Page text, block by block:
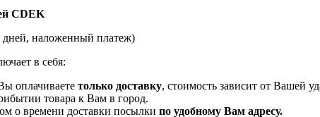
CDEK
дней, наложенный платеж)
в себя:
оплачиваете только доставку, стоимость зависит от Вашей
товара к Вам в город.
о времени доставки посылки по удобному Вам адресу.